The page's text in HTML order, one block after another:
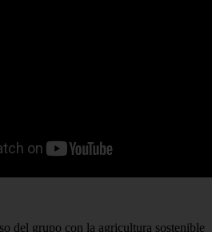
del grupo con la agricultura sostenible